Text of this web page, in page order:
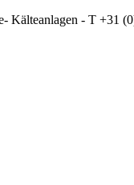
Kälteanlagen - T +31